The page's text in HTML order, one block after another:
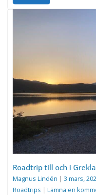
Roadtrip till och i
Magnus Lindén | 3 mars,
Roadtrips | Lämna en